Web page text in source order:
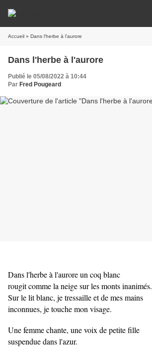
Accueil » Dans l'herbe à l'aurore
Dans l'herbe à l'aurore
Publié le 05/08/2022 à 10:44
Par Fred Pougeard
Dans l'herbe à l'aurore un coq blanc
rougit comme la neige sur les monts inanimés.
Sur le lit blanc, je tressaille et de mes mains
inconnues, je touche mon visage.
Une femme chante, une voix de petite fille
suspendue dans l'azur.